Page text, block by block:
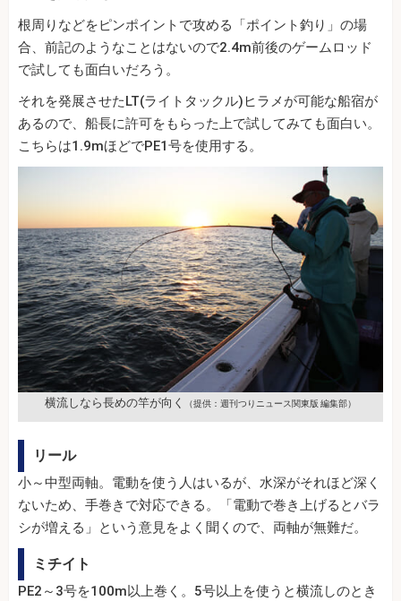
根周りなどをピンポイントで攻める「ポイント釣り」の場
合、前記のようなことはないので2.4m前後のゲームロッド
で試しても面白いだろう。
それを発展させたLT(ライトタックル)ヒラメが可能な船宿が
あるので、船長に許可をもらった上で試してみても面白い。
こちらは1.9mほどでPE1号を使用する。
横流しなら長めの竿が向く （提供：週刊つりニュース関東版 編集部）
リール
小～中型両軸。電動を使う人はいるが、水深がそれほど深く
ないため、手巻きで対応できる。「電動で巻き上げるとバラ
シが増える」という意見をよく聞くので、両軸が無難だ。
ミチイト
PE2～3号を100m以上巻く。5号以上を使うと横流しのとき